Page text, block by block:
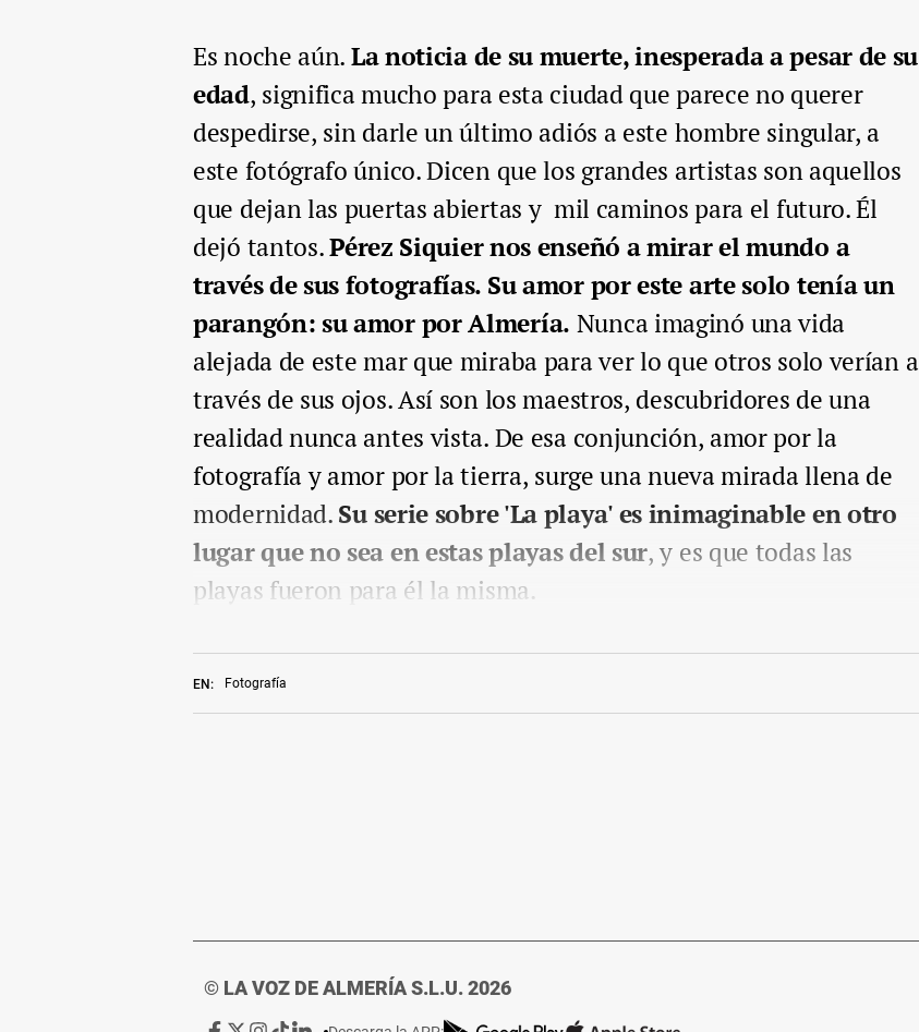
EN: Fotografía
Es noche aún.La noticia de su muerte, inesperada a pesar de su
edad, significa mucho para esta ciudad que parece no querer
despedirse, sin darle un último adiós a este hombre singular, a
este fotógrafo único. Dicen que los grandes artistas son aquellos
que dejan las puertas abiertas y mil caminos para el futuro. Él
dejó tantos.Pérez Siquier nos enseñó a mirar el mundo a
través de sus fotografías. Su amor por este arte solo tenía un
parangón: su amor por Almería. Nunca imaginó una vida
alejada de este mar que miraba para ver lo que otros solo verían a
través de sus ojos. Así son los maestros, descubridores de una
realidad nunca antes vista. De esa conjunción, amor por la
fotografía y amor por la tierra, surge una nueva mirada llena de
modernidad.Su serie sobre 'La playa' es inimaginable en otro
lugar que no sea en estas playas del sur, y es que todas las
playas fueron para él la misma.
© LA VOZ DE ALMERÍA S.L.U. 2026